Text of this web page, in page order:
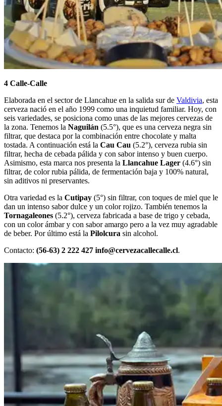
4 Calle-Calle
Elaborada en el sector de Llancahue en la salida sur de Valdivia, esta
cerveza nació en el año 1999 como una inquietud familiar. Hoy, con
seis variedades, se posiciona como unas de las mejores cervezas de
la zona. Tenemos la Naguilán (5.5°), que es una cerveza negra sin
filtrar, que destaca por la combinación entre chocolate y malta
tostada. A continuación está la Cau Cau (5.2°), cerveza rubia sin
filtrar, hecha de cebada pálida y con sabor intenso y buen cuerpo.
Asimismo, esta marca nos presenta la Llancahue Lager (4.6°) sin
filtrar, de color rubia pálida, de fermentación baja y 100% natural,
sin aditivos ni preservantes.
Otra variedad es la Cutipay (5°) sin filtrar, con toques de miel que le
dan un intenso sabor dulce y un color rojizo. También tenemos la
Tornagaleones (5.2°), cerveza fabricada a base de trigo y cebada,
con un color ámbar y con sabor amargo pero a la vez muy agradable
de beber. Por último está la Pilolcura sin alcohol.
Contacto: (56-63) 2 222 427 info@cervezacallecalle.cl.